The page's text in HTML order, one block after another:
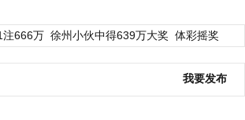
注666万 徐州小伙中得639万大奖 体彩摇奖
我要发布